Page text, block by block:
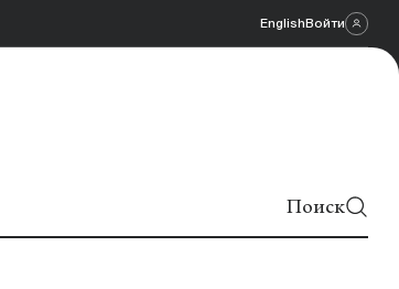
EnglishВойти
Поиск